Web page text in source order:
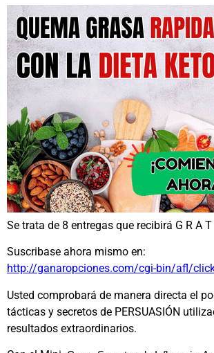
Se trata de 8 entregas que recibirá G R A
Suscribase ahora mismo en:
http://ganaropciones.com/cgi-bin/afl/
Usted comprobará de manera directa el
tácticas y secretos de PERSUASIÓN
resultados extraordinarios.